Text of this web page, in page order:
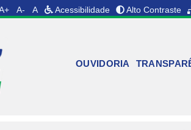
A- A Acessibilidade Alto Contraste
OUVIDORIA